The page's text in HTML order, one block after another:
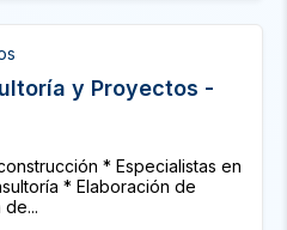
y Proyectos -
* Especialistas en
* Elaboración de